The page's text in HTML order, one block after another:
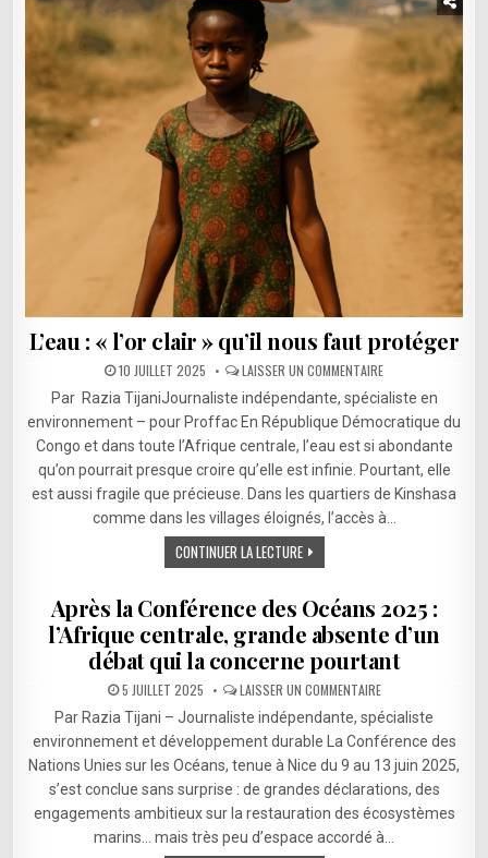
L’eau : « l’or clair » qu’il nous faut protéger
10 JUILLET 2025 LAISSER UN COMMENTAIRESUR
L’EAU
:
« L’OR
CLAIR »
NOUS
FAUT
PROTÉGER
Par Razia TijaniJournaliste indépendante, spécialiste en
environnement – pour Proffac En République Démocratique du
Congo et dans toute l’Afrique centrale, l’eau est si abondante
qu’on pourrait presque croire qu’elle est infinie. Pourtant, elle
est aussi fragile que précieuse. Dans les quartiers de Kinshasa
comme dans les villages éloignés, l’accès à…
CONTINUER LA LECTURE
Après la Conférence des Océans 2025 :
l’Afrique centrale, grande absente d’un
débat qui la concerne pourtant
5 JUILLET 2025 LAISSER UN COMMENTAIRESUR
APRÈS
LA
CONFÉRENCE
DES
2025
:
L’AFRIQUE
CENTRALE,
GRANDE
ABSENTE
D’UN
Par Razia Tijani – Journaliste indépendante, spécialiste
environnement et développement durable La Conférence des
Nations Unies sur les Océans, tenue à Nice du 9 au 13 juin 2025,
s’est conclue sans surprise : de grandes déclarations, des
engagements ambitieux sur la restauration des écosystèmes
marins… mais très peu d’espace accordé à…